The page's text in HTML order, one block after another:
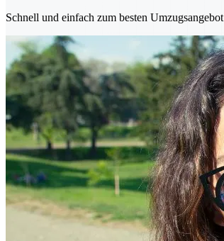
Schnell und einfach zum besten Umzugsangebot